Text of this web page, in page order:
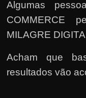
Algumas
COMMERCE
MILAGRE
Acham que
resultados vão